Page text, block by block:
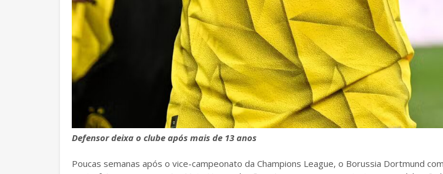
Defensor deixa o clube após mais de 13 anos
Poucas semanas após o vice-campeonato da Champions League, o Borussia Dortmund